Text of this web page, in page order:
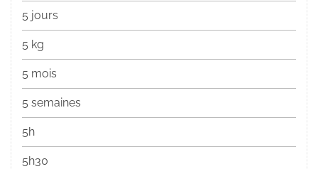
5 jours
5 kg
5 mois
5 semaines
5h
5h30